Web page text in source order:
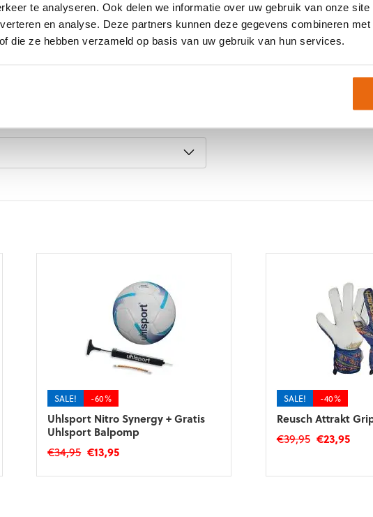
te analyseren. Ook delen we informatie over uw gebruik van onze
en analyse. Deze partners kunnen deze gegevens combineren
die ze hebben verzameld op basis van uw gebruik van hun services.
maar soms kan een maat tijdelijk
je vragen? Neem gerust contact met
SALE! -60%
Uhlsport Nitro Synergy + Gratis
Uhlsport Balpomp
€34,95 Oorspronkelijke
€13,95Huidige
Dit
SALE! -40%
Reusch Attrakt
€39,95 €23,95
product